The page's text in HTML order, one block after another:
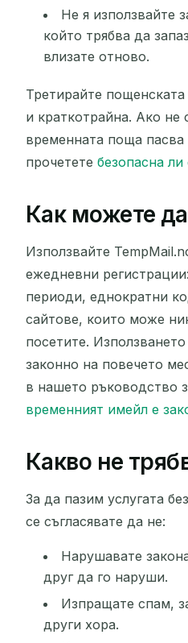
Не я използвайте
който трябва да
влизате отново.
Третирайте пощенската
и краткотрайна. Ако не
временната поща пасва
прочетете безопасна
Как можете
Използвайте
ежедневни
периоди, еднократни
сайтове, които може
посетите.
законно на повечето
в нашето ръководство
временният имейл е
Какво не
За да пазим услугата
се съгласявате да не:
Нарушавате
друг да го наруши.
Изпращате спам,
други хора.